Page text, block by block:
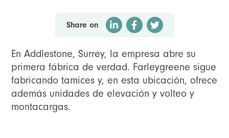
Share on
En Addlestone, Surrey, la empresa abre su
primera fábrica de verdad. Farleygreene sigue
fabricando tamices y, en esta ubicación, ofrece
además unidades de elevación y volteo y
montacargas.